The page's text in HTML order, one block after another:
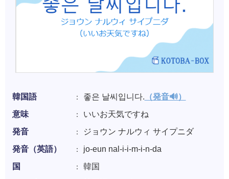
韓国語 좋은 날씨입니다. （発音🔊）
意味
いいお天気ですね
発音
ジョウン ナルウィ サイプニダ
発音（英語）
jo-eun nal-i-i-m-i-n-da
国
韓国